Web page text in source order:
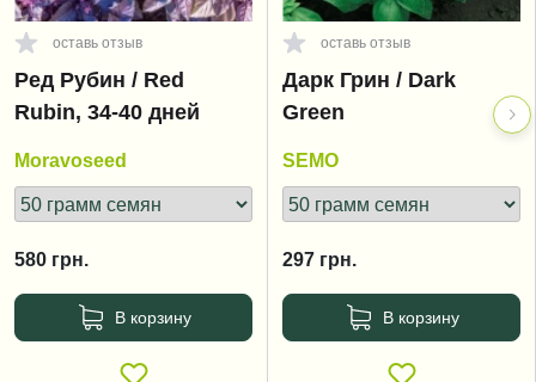
оставь отзыв
Ред Рубин / Red
Rubin, 34-40 дней
Moravoseed
580 грн.
В корзину
оставь отзыв
Дарк Грин / Dark
Green
SEMO
297 грн.
В корзину